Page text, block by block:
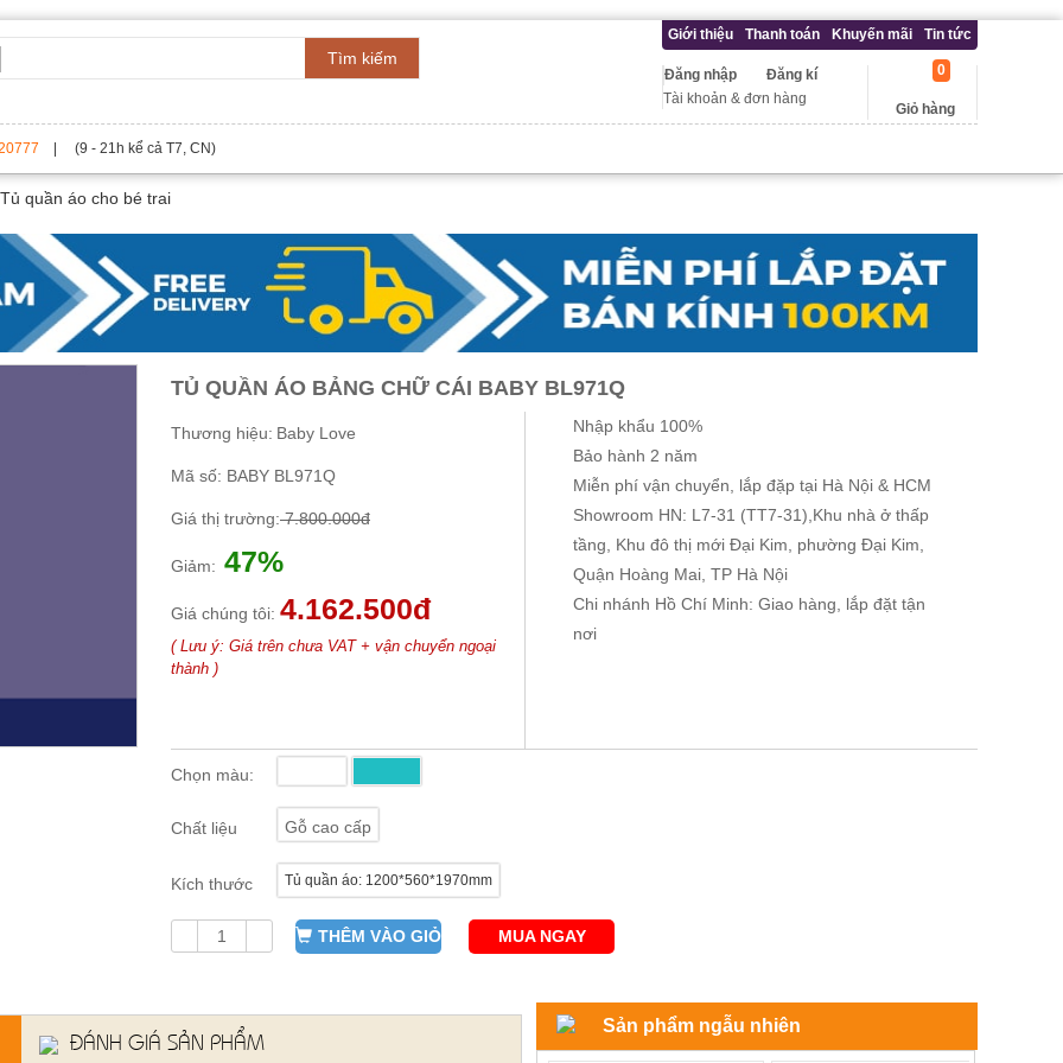
Tìm kiếm
Giới thiệu Thanh toán Khuyến mãi Tin tức
Đăng kí
Đăng nhập
Tài khoản & đơn hàng
Giỏ hàng
0
| (9 - 21h kể cả T7, CN)
Tủ quần áo cho bé trai
TỦ QUẦN ÁO BẢNG CHỮ CÁI BABY BL971Q
Thương hiệu: Baby Love
Mã số: BABY BL971Q
Giá thị trường:7.800.000đ
Giảm: 47%
Giá chúng tôi: 4.162.500đ
( Lưu ý: Giá trên chưa VAT + vận chuyển ngoại
thành )
Nhập khẩu 100%
Bảo hành 2 năm
Miễn phí vận chuyển, lắp đặp tại Hà Nội & HCM
Showroom HN: L7-31 (TT7-31),Khu nhà ở thấp
tầng, Khu đô thị mới Đại Kim, phường Đại Kim,
Quận Hoàng Mai, TP Hà Nội
Chi nhánh Hồ Chí Minh: Giao hàng, lắp đặt tận
nơi
Chọn màu:
Chất liệu Gỗ cao cấp
Kích thước Tủ quần áo: 1200*560*1970mm
THÊM VÀO GIỎ MUA NGAY
ĐÁNH GIÁ SẢN PHẨM
Sản phẩm ngẫu nhiên